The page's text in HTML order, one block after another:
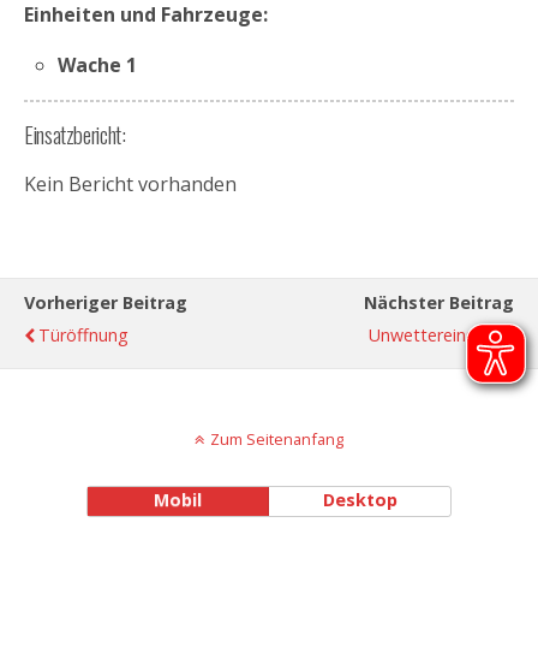
Einheiten und Fahrzeuge:
Wache 1
Einsatzbericht:
Kein Bericht vorhanden
Vorheriger Beitrag
Türöffnung
Nächster Beitrag
Unwettereinsatz
Zum Seitenanfang
Mobil Desktop